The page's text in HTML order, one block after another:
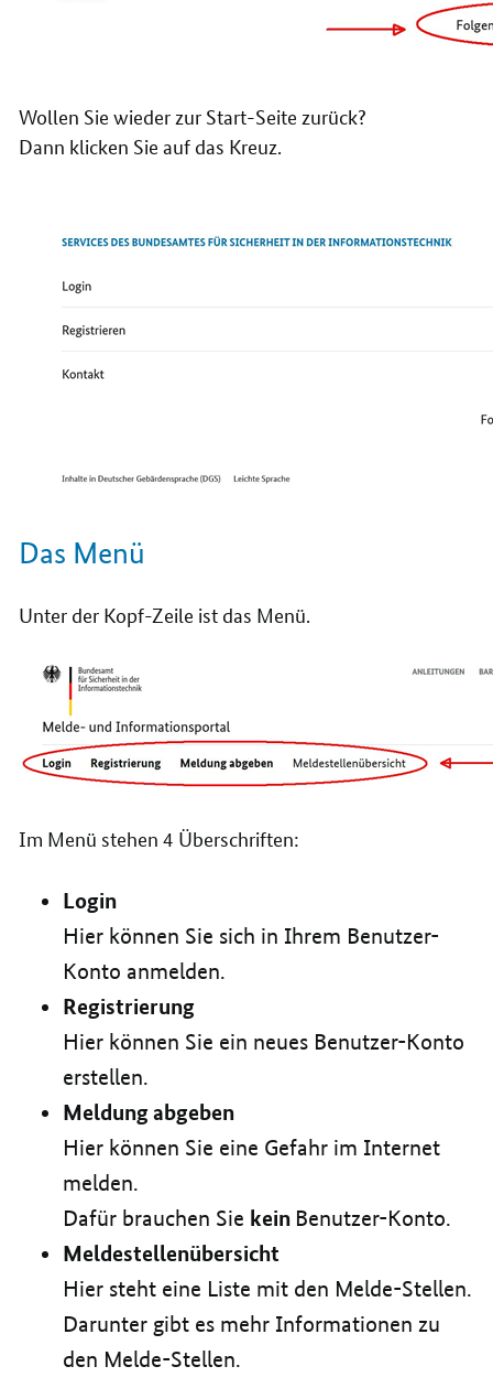
Wollen Sie wieder zur Start-Seite zurück?
Dann klicken Sie auf das Kreuz.
Das Menü
Unter der Kopf-Zeile ist das Menü.
Im Menü stehen 4 Überschriften:
Login
Hier können Sie sich in Ihrem Benutzer-
Konto anmelden.
Registrierung
Hier können Sie ein neues Benutzer-Konto
erstellen.
Meldung abgeben
Hier können Sie eine Gefahr im Internet
melden.
Dafür brauchen Sie kein Benutzer-Konto.
Meldestellenübersicht
Hier steht eine Liste mit den Melde-Stellen.
Darunter gibt es mehr Informationen zu
den Melde-Stellen.